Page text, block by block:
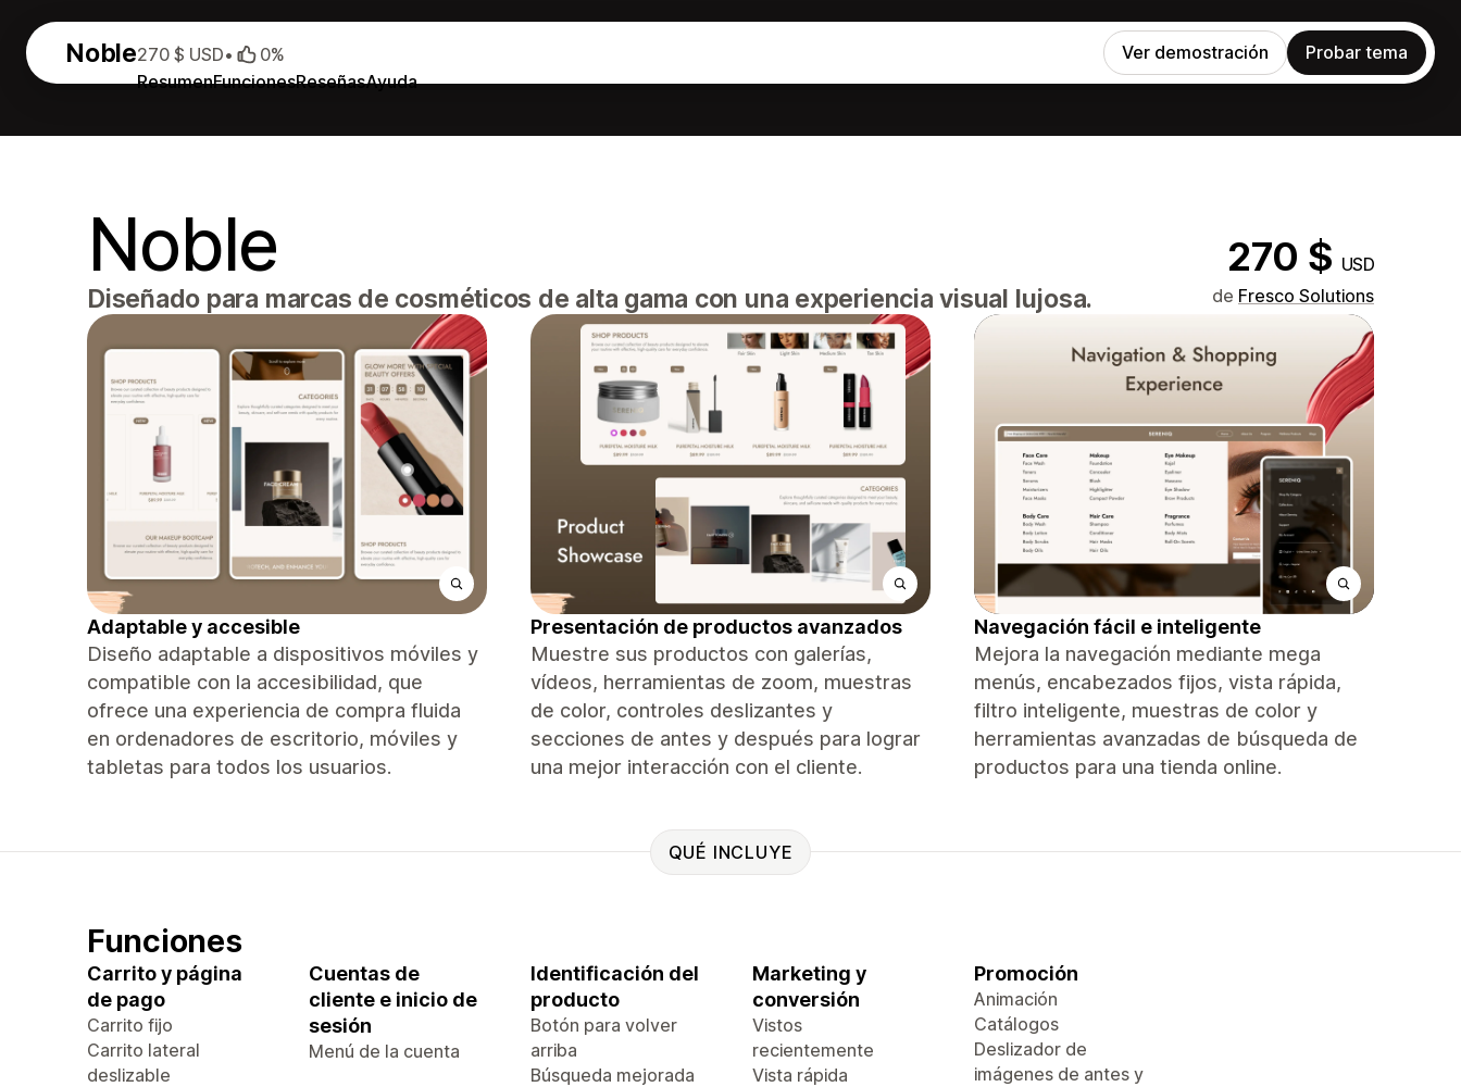
Noble
ResumenFuncionesReseñasAyuda
270 $ USD• 0% Ver demostración Probar tema
Noble 270 $ USD
Diseñado para marcas de cosméticos de alta gama con una experiencia visual lujosa. de Fresco Solutions
Adaptable y accesible
Diseño adaptable a dispositivos móviles y
compatible con la accesibilidad, que
ofrece una experiencia de compra fluida
en ordenadores de escritorio, móviles y
tabletas para todos los usuarios.
Presentación de productos avanzados
Muestre sus productos con galerías,
vídeos, herramientas de zoom, muestras
de color, controles deslizantes y
secciones de antes y después para lograr
una mejor interacción con el cliente.
Navegación fácil e inteligente
Mejora la navegación mediante mega
menús, encabezados fijos, vista rápida,
filtro inteligente, muestras de color y
herramientas avanzadas de búsqueda de
productos para una tienda online.
QUÉ INCLUYE
Funciones
Carrito y página
de pago
Carrito fijo
Carrito lateral
deslizable
Cuentas de
cliente e inicio de
sesión
Menú de la cuenta
Identificación del
producto
Botón para volver
arriba
Búsqueda mejorada
Marketing y
conversión
Vistos
recientemente
Vista rápida
Promoción
Animación
Catálogos
Deslizador de
imágenes de antes y